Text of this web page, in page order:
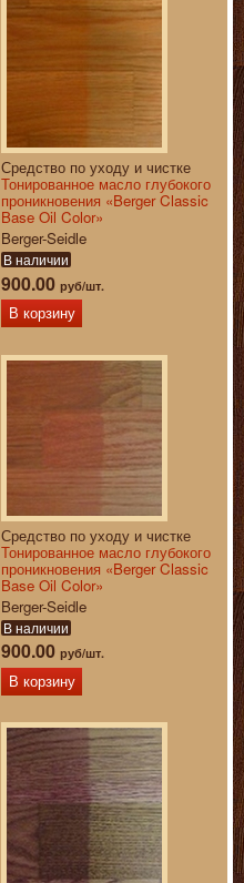
Средство по уходу и чистке
Тонированное масло глубокого
проникновения «Berger Classic
Base Oil Color»
Berger-Seidle
В наличии
900.00 руб/шт.
В корзину
Средство по уходу и чистке
Тонированное масло глубокого
проникновения «Berger Classic
Base Oil Color»
Berger-Seidle
В наличии
900.00 руб/шт.
В корзину